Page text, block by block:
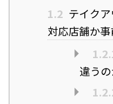
1.2 テイク
対応店舗か
違う